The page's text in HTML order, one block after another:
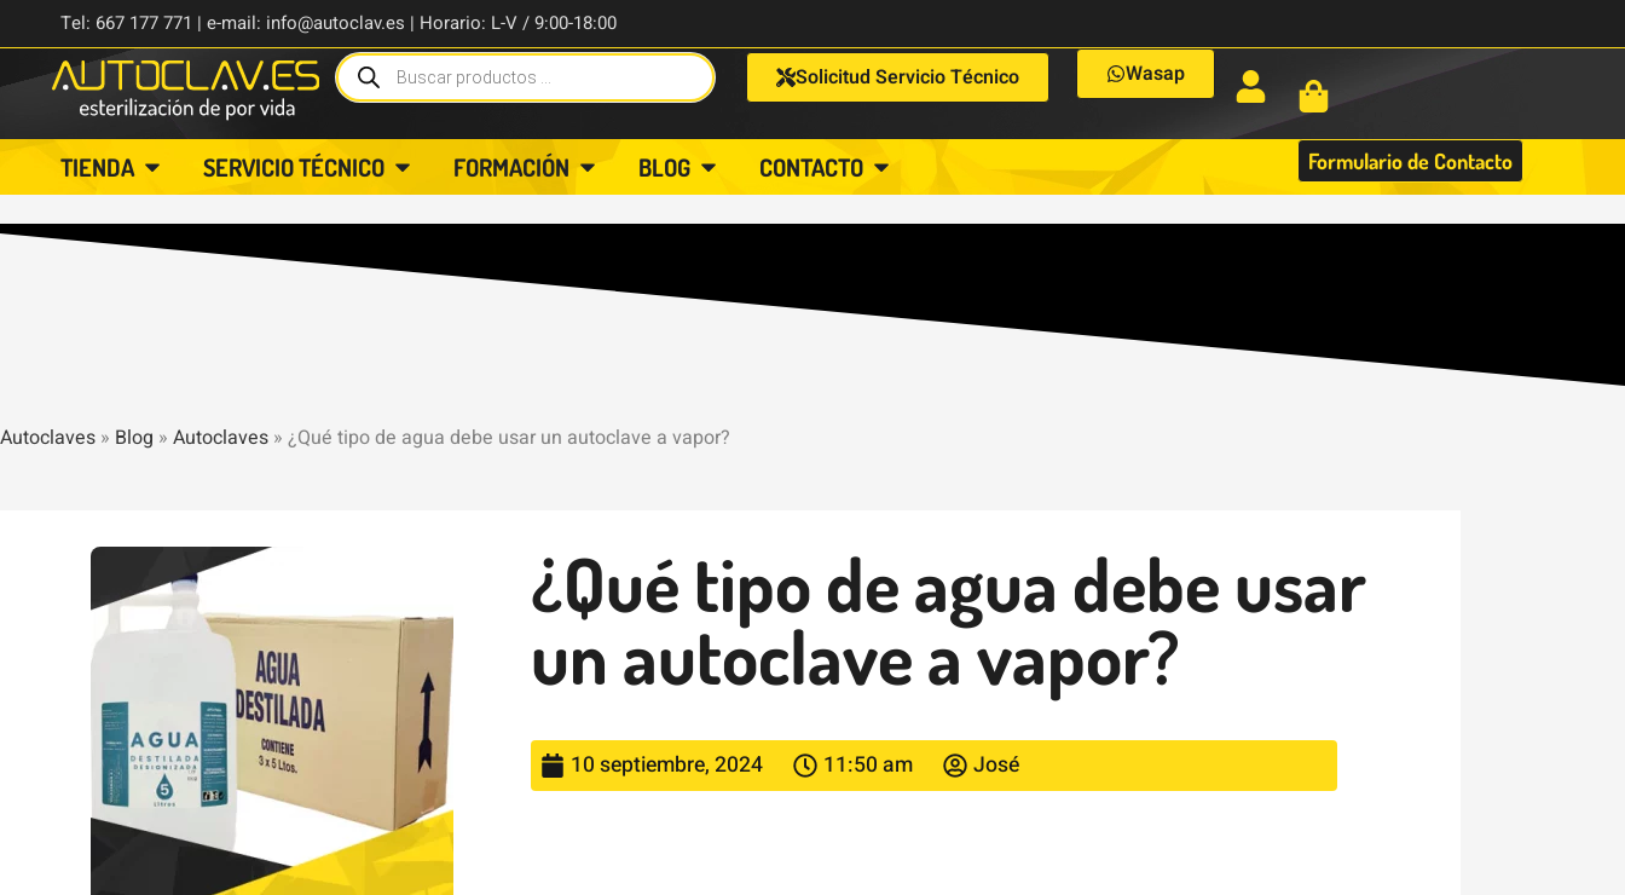
Tel: 667 177 771 | e-mail: info@autoclav.es | Horario: L-V / 9:00-18:00
Solicitud Servicio Técnico Wasap
TIENDA SERVICIO TÉCNICO FORMACIÓN BLOG CONTACTO Formulario de Contacto
Autoclaves » Blog » Autoclaves » ¿Qué tipo de agua debe usar un autoclave a vapor?
¿Qué tipo de agua debe usar
un autoclave a vapor?
10 septiembre, 2024 11:50 am José